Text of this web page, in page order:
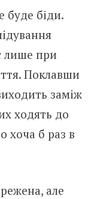
буде біди.
лише при
Поклавши
заміж
ходять до
хоча б раз в
але